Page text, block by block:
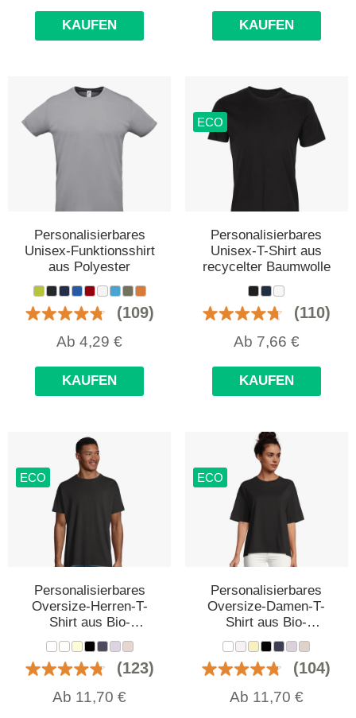
KAUFEN KAUFEN
Personalisierbares
Unisex-Funktionsshirt
aus Polyester
(109)
Ab4,29 €
KAUFEN
ECO
Personalisierbares
Unisex-T-Shirt aus
recycelter Baumwolle
(110)
Ab 7,66 €
KAUFEN
ECO
Personalisierbares
Oversize-Herren-T-
Shirt aus Bio-
Baumwolle
(123)
Ab 11,70 €
ECO
Personalisierbares
Oversize-Damen-T-
Shirt aus Bio-
Baumwolle
(104)
Ab 11,70 €